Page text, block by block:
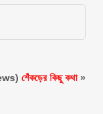
শেঁকড়ের কিছু কথা»